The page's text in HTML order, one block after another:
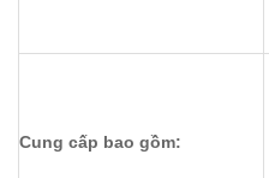
Cung cấp bao gồm: